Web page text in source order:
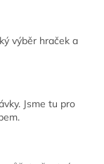
výběr hraček a
Jsme tu pro